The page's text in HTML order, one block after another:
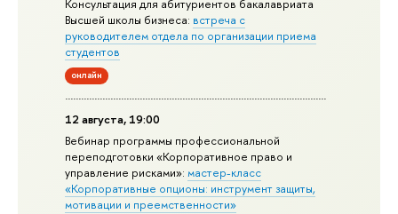
Консультация для абитуриентов бакалавриата
Высшей школы бизнеса: встреча с
руководителем отдела по организации приема
студентов
онлайн
12 августа, 19:00
Вебинар программы профессиональной
переподготовки «Корпоративное право и
управление рисками»:мастер-класс
«Корпоративные опционы: инструмент защиты,
мотивации и преемственности»